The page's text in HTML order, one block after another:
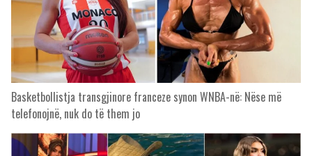
Basketbollistja transgjinore franceze synon WNBA-në: Nëse më
telefonojnë, nuk do të them jo